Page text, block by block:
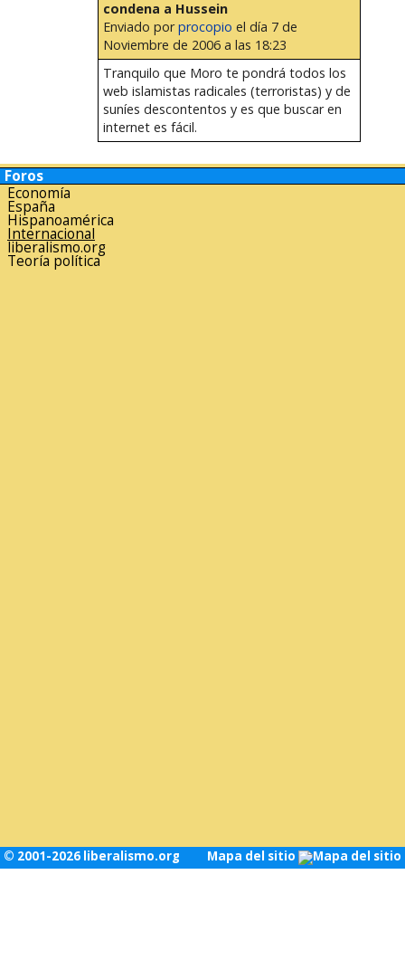
condena a Hussein
Enviado porprocopio el día 7 de
Noviembre de 2006 a las 18:23
Tranquilo que Moro te pondrá todos los
web islamistas radicales (terroristas) y de
suníes descontentos y es que buscar en
internet es fácil.
Foros
Economía
España
Hispanoamérica
Internacional
liberalismo.org
Teoría política
© 2001-2026 liberalismo.org Mapa del sitio